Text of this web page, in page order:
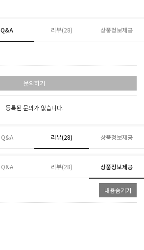
Q&A 리뷰(28) 상품정보제공
문의하기
등록된 문의가 없습니다.
Q&A 리뷰(28) 상품정보제공
Q&A 리뷰(28) 상품정보제공
내용숨기기